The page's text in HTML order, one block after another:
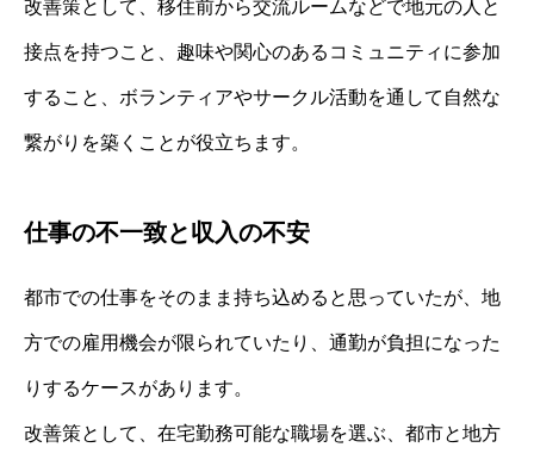
改善策として、移住前から交流ルームなどで地元の人と
接点を持つこと、趣味や関心のあるコミュニティに参加
すること、ボランティアやサークル活動を通して自然な
繋がりを築くことが役立ちます。
仕事の不一致と収入の不安
都市での仕事をそのまま持ち込めると思っていたが、地
方での雇用機会が限られていたり、通勤が負担になった
りするケースがあります。
改善策として、在宅勤務可能な職場を選ぶ、都市と地方